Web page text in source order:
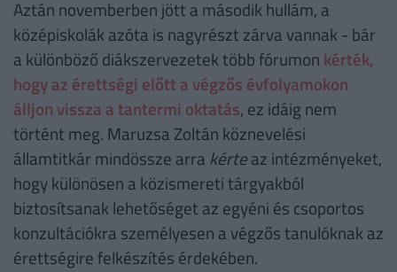
Aztán novemberben jött a második hullám, a
középiskolák azóta is nagyrészt zárva vannak - bár
a különböző diákszervezetek több fórumon kérték,
hogy az érettségi előtt a végzős évfolyamokon
álljon vissza a tantermi oktatás, ez idáig nem
történt meg. Maruzsa Zoltán köznevelési
államtitkár mindössze arra kérteaz intézményeket,
hogy különösen a közismereti tárgyakból
biztosítsanak lehetőséget az egyéni és csoportos
konzultációkra személyesen a végzős tanulóknak az
érettségire felkészítés érdekében.